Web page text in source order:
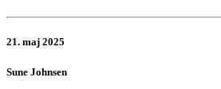
21. maj 2025
Sune Johnsen